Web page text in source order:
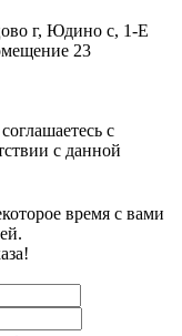
г, Юдино с, 1-Е
23
с
с данной
время с вами